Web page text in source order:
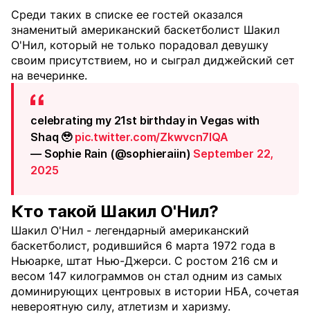
Среди таких в списке ее гостей оказался
знаменитый американский баскетболист Шакил
О'Нил, который не только порадовал девушку
своим присутствием, но и сыграл диджейский сет
на вечеринке.
celebrating my 21st birthday in Vegas with
Shaq 🥹 pic.twitter.com/Zkwvcn7IQA
— Sophie Rain (@sophieraiin) September 22,
2025
Кто такой Шакил О'Нил?
Шакил О'Нил - легендарный американский
баскетболист, родившийся 6 марта 1972 года в
Ньюарке, штат Нью-Джерси. С ростом 216 см и
весом 147 килограммов он стал одним из самых
доминирующих центровых в истории НБА, сочетая
невероятную силу, атлетизм и харизму.